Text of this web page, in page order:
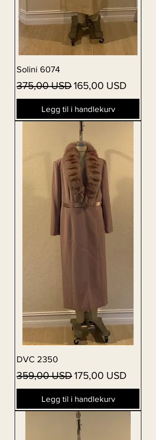
Solini 6074
Vanlig pris
375,00 USDSalgspris
165,00 USD
Legg til i handlekurv
DVC 2350
Vanlig pris
359,00 USDSalgspris
175,00 USD
Legg til i handlekurv